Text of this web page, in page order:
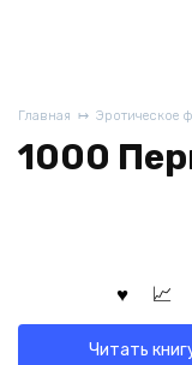
Главная Эротическое
1000
Читать